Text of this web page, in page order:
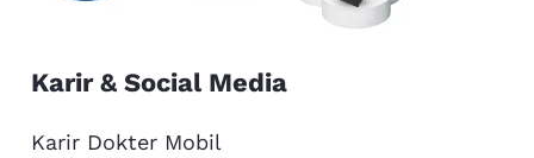
Karir & Social Media
Karir Dokter Mobil